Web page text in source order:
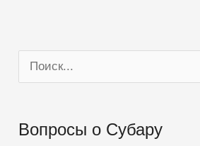
о
с
Вопросы о Субару